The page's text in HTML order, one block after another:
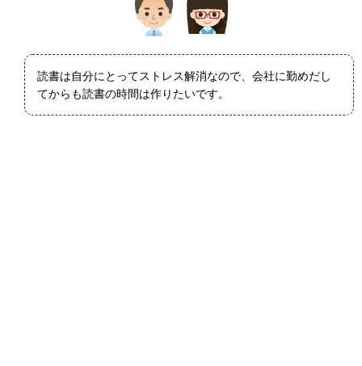
読書は自分にとってストレス解消なので、会社に勤めだし
てからも読書の時間は作りたいです。